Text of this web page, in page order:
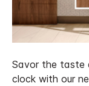
Savor the taste
clock with our